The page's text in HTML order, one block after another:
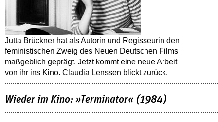
Jutta Brückner hat als Autorin und Regisseurin den
feministischen Zweig des Neuen Deutschen Films
maßgeblich geprägt. Jetzt kommt eine neue Arbeit
von ihr ins Kino. Claudia Lenssen blickt zurück.
Wieder im Kino: »Terminator« (1984)